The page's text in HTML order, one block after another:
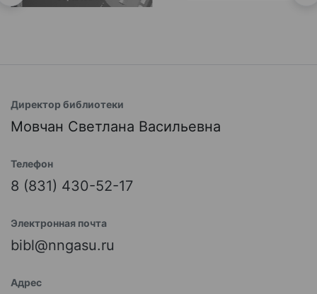
Директор библиотеки
Мовчан Светлана Васильевна
Телефон
8 (831) 430-52-17
Электронная почта
bibl@nngasu.ru
Адрес